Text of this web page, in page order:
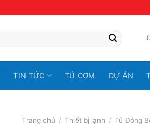
TIN TỨC TỦ CƠM DỰ ÁN
Trang chủ / Thiết bị lạnh / Tủ Đông